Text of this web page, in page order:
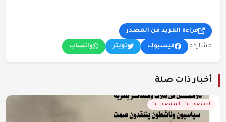
قراءة المزيد من المصدر
مشاركة: فيسبوك تويتر واتساب
أخبار ذات صلة
المنتصف نت- المنتصف نت